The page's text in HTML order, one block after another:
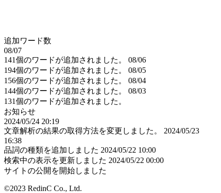
追加ワード数
08/07
141個のワードが追加されました。
08/06
194個のワードが追加されました。
08/05
156個のワードが追加されました。
08/04
144個のワードが追加されました。
08/03
131個のワードが追加されました。
お知らせ
2024/05/24 20:19
文章解析の結果の取得方法を変更しました。
2024/05/23
16:38
品詞の種類を追加しました 2024/05/22 10:00
検索中の表示を更新しました 2024/05/22 00:00
サイトの公開を開始しました
©2023 RedinC Co., Ltd.